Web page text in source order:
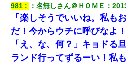
ケーキバイキングにいた単独の50く
た。
【画像】女の子「お母さん！！私よ
選ばれたの！絶対見に来てね！」→
981 ：名無しさん＠ＨＯＭＥ ：
「楽しそうでいいね。私も
だ！今からウチに呼びなよ
「え、な、何？」キョドる
ランド行ってずるーい！私